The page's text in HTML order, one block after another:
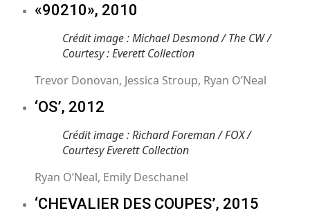
«90210», 2010
Crédit image : Michael Desmond / The CW /
Courtesy : Everett Collection
Trevor Donovan, Jessica Stroup, Ryan O’Neal
‘OS’, 2012
Crédit image : Richard Foreman / FOX /
Courtesy Everett Collection
Ryan O’Neal, Emily Deschanel
‘CHEVALIER DES COUPES’, 2015